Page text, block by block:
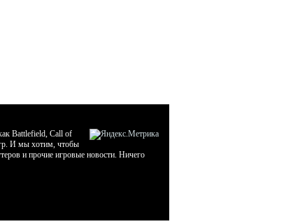
Battlefield, Call of
И мы хотим, чтобы
и прочие игровые новости. Ничего